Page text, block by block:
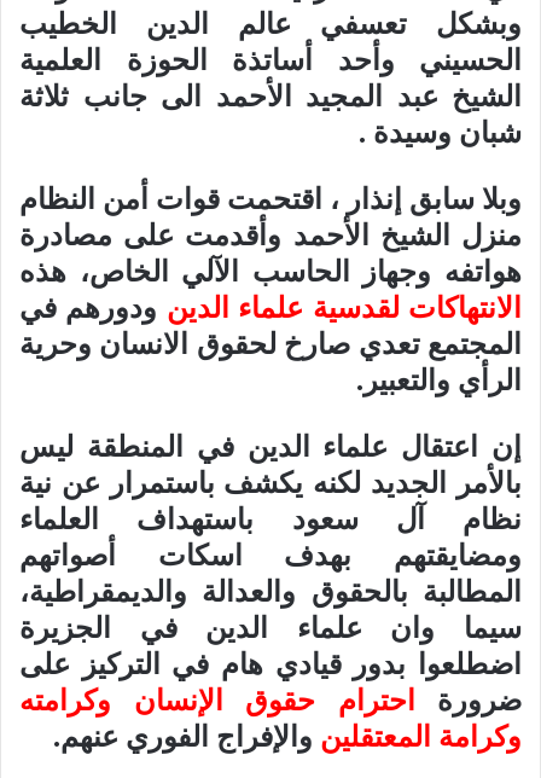
وبشكل تعسفي عالم الدين الخطيب
الحسيني وأحد أساتذة الحوزة العلمية
الشيخ عبد المجيد الأحمد الى جانب ثلاثة
شبان وسيدة .
وبلا سابق إنذار ، اقتحمت قوات أمن النظام
منزل الشيخ الأحمد وأقدمت على مصادرة
هواتفه وجهاز الحاسب الآلي الخاص، هذه
الانتهاكات لقدسية علماء الدين ودورهم في
المجتمع تعدي صارخ لحقوق الانسان وحرية
الرأي والتعبير.
إن اعتقال علماء الدين في المنطقة ليس
بالأمر الجديد لكنه يكشف باستمرار عن نية
نظام آل سعود باستهداف العلماء
ومضايقتهم بهدف اسكات أصواتهم
المطالبة بالحقوق والعدالة والديمقراطية،
سيما وان علماء الدين في الجزيرة
اضطلعوا بدور قيادي هام في التركيز على
ضرورة احترام حقوق الإنسان وكرامته
وكرامة المعتقلين والإفراج الفوري عنهم.